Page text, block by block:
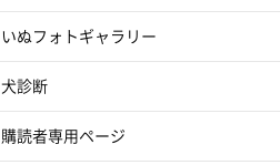
いぬフォトギャラリー
犬診断
購読者専用ページ